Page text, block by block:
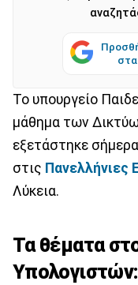
Το υπουργείο
μάθημα των
εξετάστηκε
στις Πανελλήνιες
Λύκεια.
Τα θέματα
Υπολογιστών: